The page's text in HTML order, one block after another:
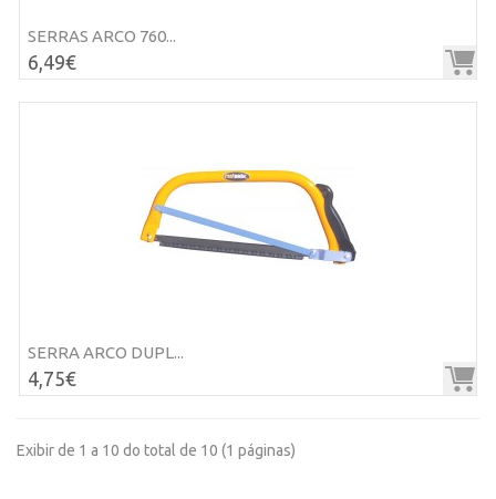
SERRAS ARCO 760...
6,49€
SERRA ARCO DUPL...
4,75€
Exibir de 1 a 10 do total de 10 (1 páginas)